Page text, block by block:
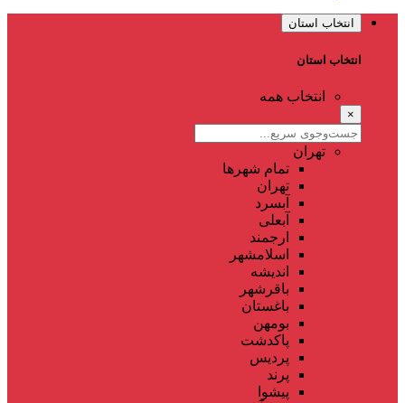
انتخاب استان
انتخاب استان
انتخاب همه
×
تهران
تمام شهر‌ها
تهران
آبسرد
آبعلی
ارجمند
اسلامشهر
اندیشه
باقرشهر
باغستان
بومهن
پاکدشت
پردیس
پرند
پیشوا